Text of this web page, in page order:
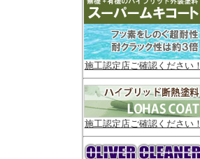
施工認定店ご確認ください！
施工認定店ご確認ください！